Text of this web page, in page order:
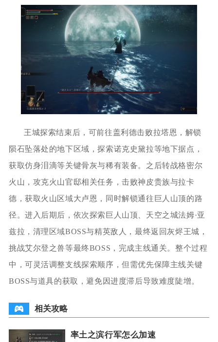
王城探索结束后，可前往盖利德击败拉塔恩，解锁
陨石坠落处的地下区域，探索诺克史黛拉等地下据点，
获取仿身泪滴等关键骨灰与稀有装备。之后转战格密尔
火山，攻克火山官邸相关任务，击败神皮贵族与拉卡
德，获取火山区域大卢恩，同时解锁通往巨人山顶的路
径。进入后期后，依次探索巨人山顶、天空之城法姆·亚
兹拉，清理区域BOSS与精英敌人，最终返回灰烬王城，
挑战艾尔登之兽等最终BOSS，完成主线通关。整个过程
中，可灵活调整支线探索顺序，但需优先保障主线关键
BOSS与道具的获取，避免因进度滞后导致难度陡增。
相关攻略
率土之滨行军怎么加速